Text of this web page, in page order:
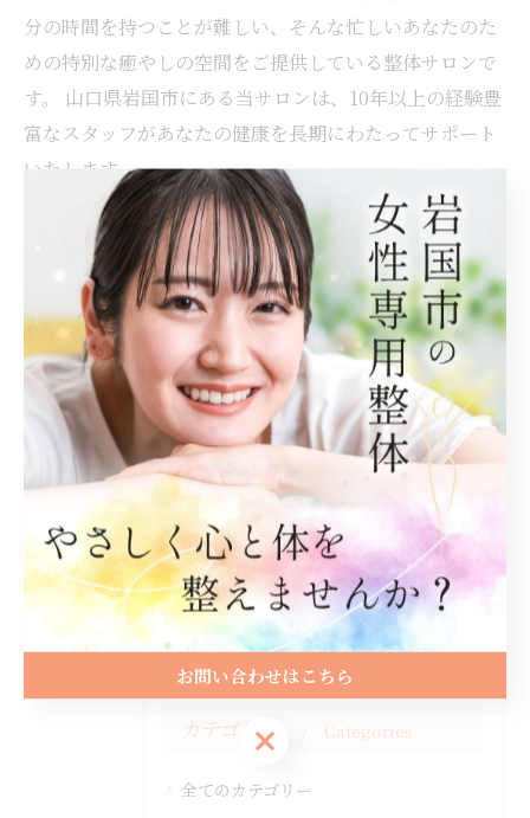
分の時間を持つことが難しい、そんな忙しいあなたのた
めの特別な癒やしの空間をご提供している整体サロンで
す。 山口県岩国市にある当サロンは、10年以上の経験豊
富なスタッフがあなたの健康を長期にわたってサポート
いたします。
岩国市で肩こりに寄り添うケア岩国市で腰痛と向き合う
肩こり 腰痛
< 前のページ 一覧に戻る 次のページ >
関連タグ
#整体 #岩国市
カテゴリー Categories
全てのカテゴリー
お問い合わせはこちら
お問い合わせはこちら